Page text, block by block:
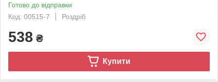
Готово до відправки
Код: 00515-7
Роздріб
538 ₴
Купити